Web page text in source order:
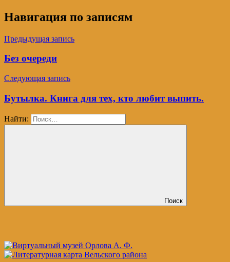
Навигация по записям
Предыдущая запись
Без очереди
Следующая запись
Бутылка. Книга для тех, кто любит выпить.
Найти:
Поиск